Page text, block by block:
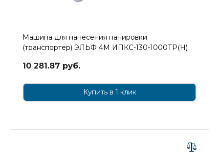
Машина для нанесения панировки
(транспортер) ЭЛЬФ 4М ИПКС-130-1000ТР(Н)
10 281.87 руб.
Купить в 1 клик